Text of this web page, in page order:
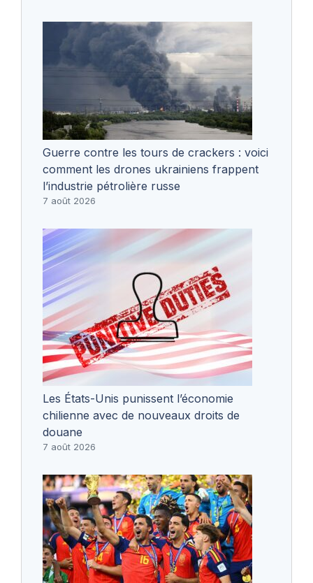
Guerre contre les tours de crackers : voici
comment les drones ukrainiens frappent
l’industrie pétrolière russe
7 août 2026
Les États-Unis punissent l’économie
chilienne avec de nouveaux droits de
douane
7 août 2026